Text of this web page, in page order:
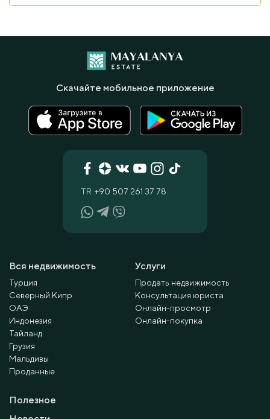
Вся недвижимость
Турция
Северный Кипр
ОАЭ
Индонезия
Тайланд
Грузия
Мальдивы
Проданные
Услуги
Продать недвижимость
Консультация юриста
Онлайн-просмотр
Онлайн-покупка
Полезное
TR +90 507 261 37 78
Скачайте мобильное приложение